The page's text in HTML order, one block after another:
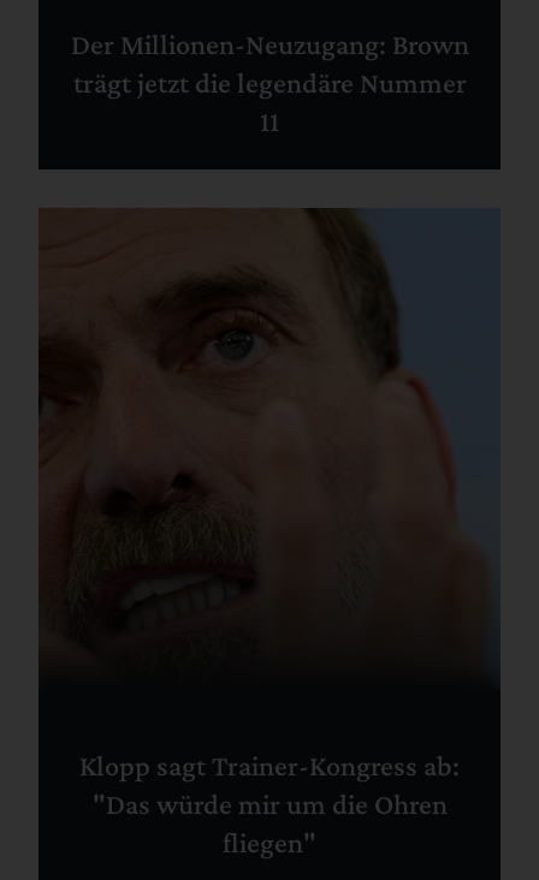
Der Millionen-Neuzugang: Brown
trägt jetzt die legendäre Nummer
11
Klopp sagt Trainer-Kongress ab:
"Das würde mir um die Ohren
fliegen"